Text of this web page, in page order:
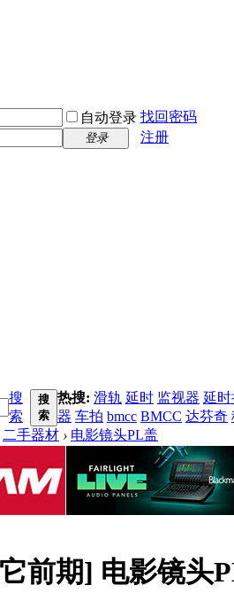
自动登录 找回密码
登录 注册
搜
索
搜
索
热搜: 滑轨 延时 监视器 延
器 车拍 bmcc BMCC 达芬奇
二手器材 › 电影镜头PL盖
前期] 电影镜头